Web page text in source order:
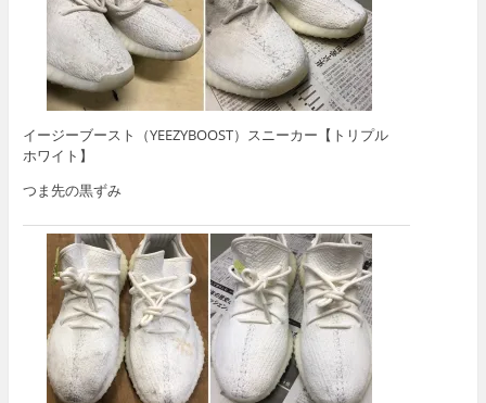
イージーブースト（YEEZYBOOST）スニーカー【トリプル
ホワイト】
つま先の黒ずみ